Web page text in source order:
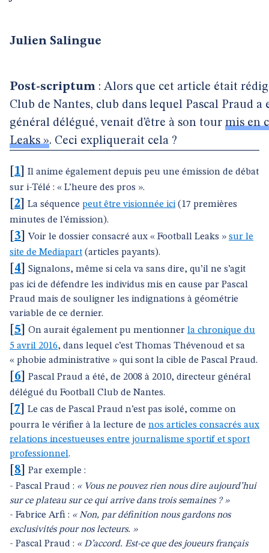
Julien Salingue
Post-scriptum : Alors que cet article était
Club de Nantes, club dans lequel Pascal Praud
général délégué, venait d’être à son tour mis en
Leaks ». Ceci expliquerait cela ?
1
Il anime également depuis peu une émission de débat
sur i-Télé : « L’heure des pros ».
2 La séquence peut être visionnée ici (17 premières
minutes de l’émission).
3 ]Voir le dossier consacré aux « Football Leaks » sur le
site de Mediapart (articles payants).
4
Signalons, même si cela va sans dire, qu’il ne s’agit
pas ici de défendre les individus mis en cause par Pascal
Praud mais de souligner les indignations à géométrie
variable de ce dernier.
5 On aurait également pu mentionner la chronique du
5 avril 2016, dans lequel c’est Thomas Thévenoud et sa
« phobie administrative » qui sont la cible de Pascal Praud.
6
Pascal Praud a été, de 2008 à 2010, directeur général
délégué du Football Club de Nantes.
7
Le cas de Pascal Praud n’est pas isolé, comme on
pourra le vérifier à la lecture de nos articles consacrés aux
relations incestueuses entre journalisme sportif et sport
professionnel.
8
Par exemple :
- Pascal Praud : « Vous ne pouvez rien nous dire aujourd’hui
sur ce plateau sur ce qui arrive dans trois semaines ? »
- Fabrice Arfi : « Non, par définition nous gardons nos
exclusivités pour nos lecteurs. »
- Pascal Praud : « D’accord. Est-ce que des joueurs français